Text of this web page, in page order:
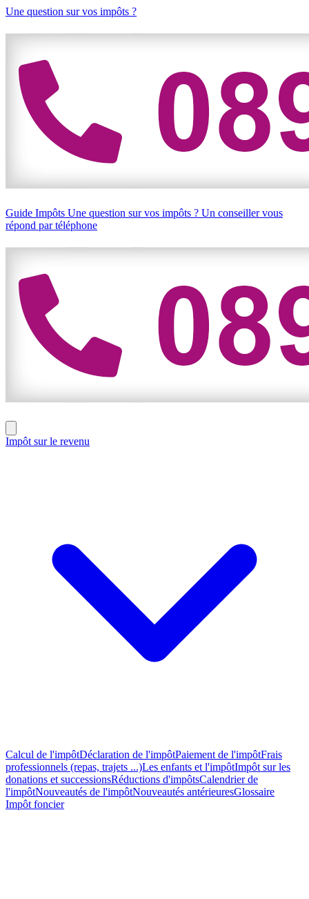
Une question sur vos impôts ?
Guide Impôts Une question sur vos impôts ? Un conseiller vous
répond par téléphone
Impôt sur le revenu
Calcul de l'impôtDéclaration de l'impôtPaiement de l'impôtFrais
professionnels (repas, trajets ...)Les enfants et l'impôtImpôt sur les
donations et successionsRéductions d'impôtsCalendrier de
l'impôtNouveautés de l'impôtNouveautés antérieuresGlossaire
Impôt foncier